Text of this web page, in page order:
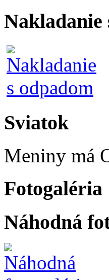
Nakladanie
Sviatok
Meniny má
Fotogaléria
Náhodná